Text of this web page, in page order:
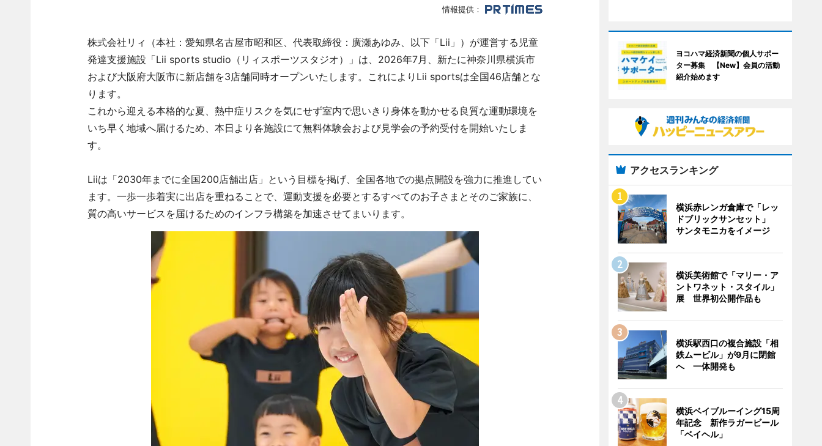
情報提供：
株式会社リィ（本社：愛知県名古屋市昭和区、代表取締役：廣瀬あゆみ、以下「Lii」）が運営する児童
発達支援施設「Lii sports studio（リィスポーツスタジオ）」は、2026年7月、新たに神奈川県横浜市
および大阪府大阪市に新店舗を3店舗同時オープンいたします。これによりLii sportsは全国46店舗とな
ります。
これから迎える本格的な夏、熱中症リスクを気にせず室内で思いきり身体を動かせる良質な運動環境を
いち早く地域へ届けるため、本日より各施設にて無料体験会および見学会の予約受付を開始いたしま
す。
Liiは「2030年までに全国200店舗出店」という目標を掲げ、全国各地での拠点開設を強力に推進してい
ます。一歩一歩着実に出店を重ねることで、運動支援を必要とするすべてのお子さまとそのご家族に、
質の高いサービスを届けるためのインフラ構築を加速させてまいります。
ヨコハマ経済新聞の個人サポー
ター募集 【New】会員の活動
紹介始めます
アクセスランキング
横浜赤レンガ倉庫で「レッ
ドブリックサンセット」
サンタモニカをイメージ
横浜美術館で「マリー・ア
ントワネット・スタイル」
展 世界初公開作品も
横浜駅西口の複合施設「相
鉄ムービル」が9月に閉館
へ 一体開発も
横浜ベイブルーイング15周
年記念 新作ラガービール
「ベイヘル」